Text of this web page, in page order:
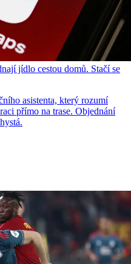
jídlo cestou domů. Stačí se
asistenta, který rozumí
přímo na trase. Objednání